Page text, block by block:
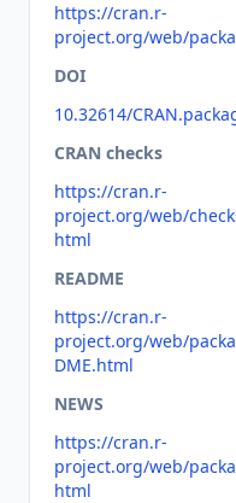
https://cran.r-
project.org/web/
DOI
10.32614/
CRAN checks
https://cran.r-
project.org/web/
html
README
https://cran.r-
project.org/web/
DME.html
NEWS
https://cran.r-
project.org/web/
html